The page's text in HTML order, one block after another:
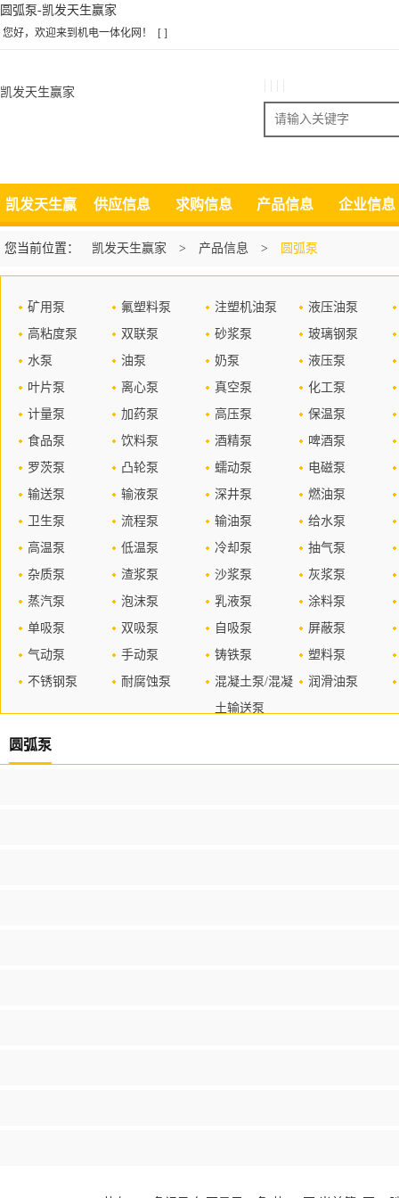
圆弧泵-凯发天生赢家
您好，欢迎来到机电一体化网！ [ ]
凯发天生赢家
搜索
凯发天生赢
家
供应信息 求购信息 产品信息 企业信息
您当前位置： 凯发天生赢家 > 产品信息 > 圆弧泵
矿用泵 氟塑料泵 注塑机油泵
液压油泵
高粘度泵
双联泵 砂浆泵
玻璃钢泵
水泵
油泵 奶泵
液压泵
叶片泵
离心泵 真空泵
化工泵
计量泵
加药泵 高压泵
保温泵
食品泵
饮料泵 酒精泵
啤酒泵
罗茨泵
凸轮泵 蠕动泵
电磁泵
输送泵
输液泵 深井泵
燃油泵
卫生泵
流程泵 输油泵
给水泵
高温泵
低温泵 冷却泵
抽气泵
杂质泵
渣浆泵 沙浆泵
灰浆泵
蒸汽泵
泡沫泵 乳液泵
涂料泵
单吸泵
双吸泵 自吸泵
屏蔽泵
气动泵
手动泵 铸铁泵
塑料泵
不锈钢泵
耐腐蚀泵
混凝土泵/混凝
土输送泵
润滑油泵
圆弧泵